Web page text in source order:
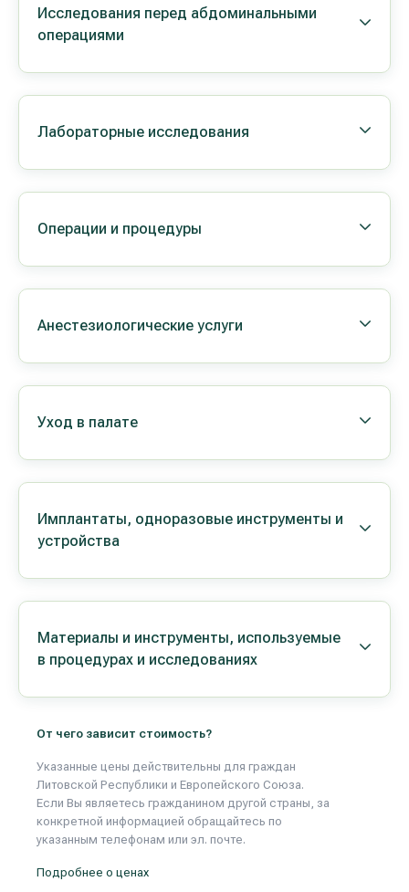
Исследования перед абдоминальными
операциями
Лабораторные исследования
Операции и процедуры
Анестезиологические услуги
Уход в палате
Имплантаты, одноразовые инструменты и
устройства
Материалы и инструменты, используемые
в процедурах и исследованиях
От чего зависит стоимость?
Указанные цены действительны для граждан
Литовской Республики и Европейского Союза.
Если Вы являетесь гражданином другой страны, за
конкретной информацией обращайтесь по
указанным телефонам или эл. почте.
Подробнее о ценах